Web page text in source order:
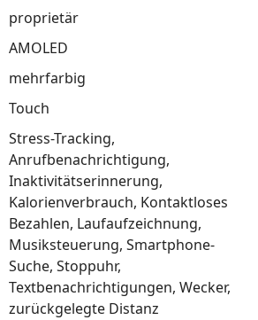
proprietär
AMOLED
mehrfarbig
Touch
Stress-Tracking
Anrufbenachrichtigung
Inaktivitätserinnerung
Kalorienverbrauch Kontaktloses
Bezahlen Laufaufzeichnung
Musiksteuerung Smartphone-
Suche Stoppuhr
Textbenachrichtigungen Wecker
zurückgelegte Distanz